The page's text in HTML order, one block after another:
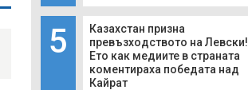
5
Казахстан призна
превъзходството на Левски!
Ето как медиите в страната
коментираха победата над
Кайрат